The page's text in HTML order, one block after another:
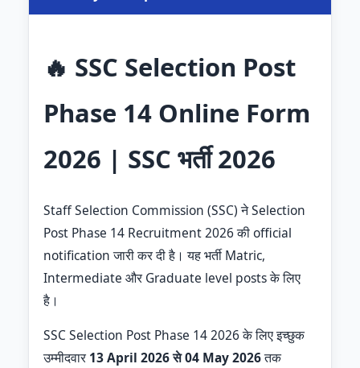
🔥 SSC Selection Post
Phase 14 Online Form
2026 | SSC भर्ती 2026
Staff Selection Commission (SSC) ने Selection
Post Phase 14 Recruitment 2026 की official
notification जारी कर दी है। यह भर्ती Matric,
Intermediate और Graduate level posts के लिए
है।
SSC Selection Post Phase 14 2026 के लिए इच्छुक
उम्मीदवार 13 April 2026 से 04 May 2026तक